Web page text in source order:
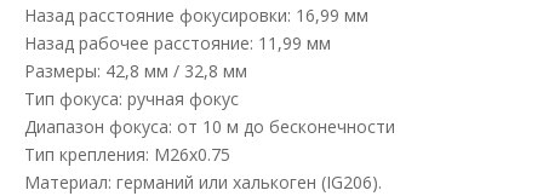
Назад расстояние фокусировки: 16,99 мм
Назад рабочее расстояние: 11,99 мм
Размеры: 42,8 мм / 32,8 мм
Тип фокуса: ручная фокус
Диапазон фокуса: от 10 м до бесконечности
Тип крепления: M26x0.75
Материал: германий или халькоген (IG206).